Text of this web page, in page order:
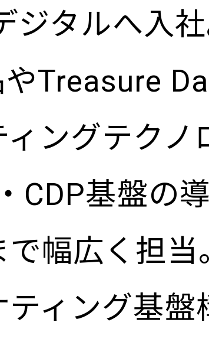
ジタルへ入
Treasure
ィングテクノ
CDP基盤の
幅広く担
ィング基盤